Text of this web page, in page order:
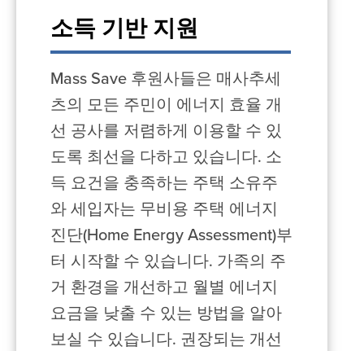
소득 기반 지원
Mass Save 후원사들은 매사추세
츠의 모든 주민이 에너지 효율 개
선 공사를 저렴하게 이용할 수 있
도록 최선을 다하고 있습니다. 소
득 요건을 충족하는 주택 소유주
와 세입자는 무비용 주택 에너지
진단(Home Energy Assessment)부
터 시작할 수 있습니다. 가족의 주
거 환경을 개선하고 월별 에너지
요금을 낮출 수 있는 방법을 알아
보실 수 있습니다. 권장되는 개선